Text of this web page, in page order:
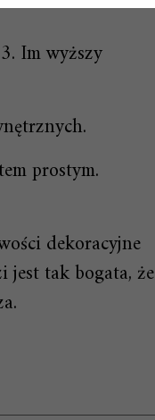
Im wyższy
prostym.
dekoracyjne
tak bogata, że